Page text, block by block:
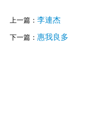
上一篇： 李連杰
下一篇： 惠我良多